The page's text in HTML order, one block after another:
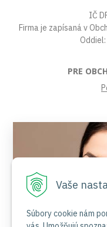
Vaše
Súbory cookie nám
IČ
Firma je zapísaná v
PRE